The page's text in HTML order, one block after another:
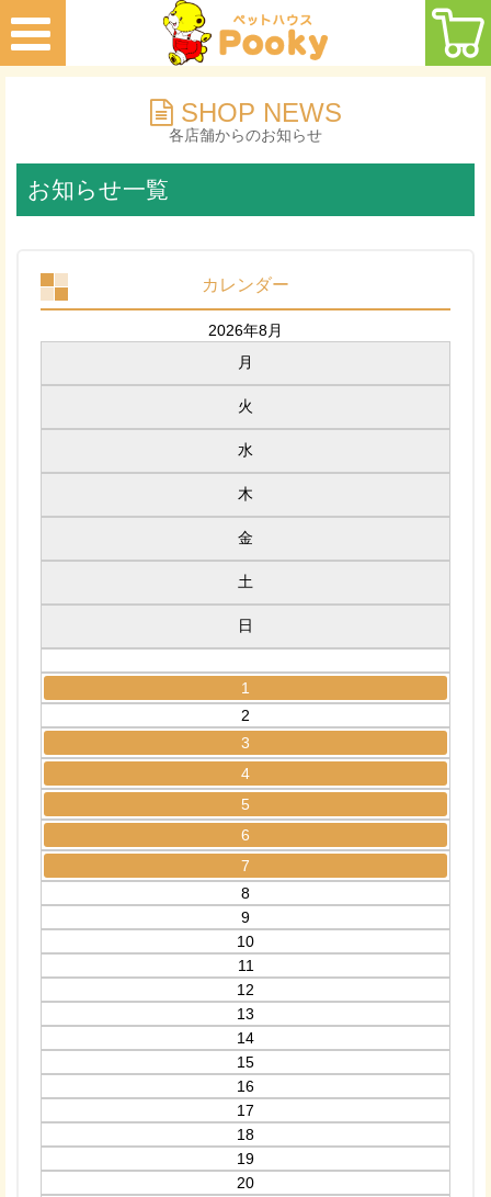
SHOP NEWS
各店舗からのお知らせ
お知らせ一覧
カレンダー
2026年8月
月
火
水
木
金
土
日
1
2
3
4
5
6
7
8
9
10
11
12
13
14
15
16
17
18
19
20